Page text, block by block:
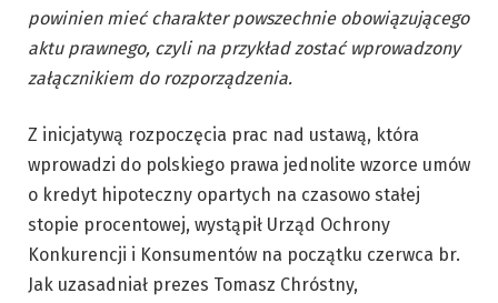
powinien mieć charakter powszechnie obowiązującego
aktu prawnego, czyli na przykład zostać wprowadzony
załącznikiem do rozporządzenia.
Z inicjatywą rozpoczęcia prac nad ustawą, która
wprowadzi do polskiego prawa jednolite wzorce umów
o kredyt hipoteczny opartych na czasowo stałej
stopie procentowej, wystąpił Urząd Ochrony
Konkurencji i Konsumentów na początku czerwca br.
Jak uzasadniał prezes Tomasz Chróstny,